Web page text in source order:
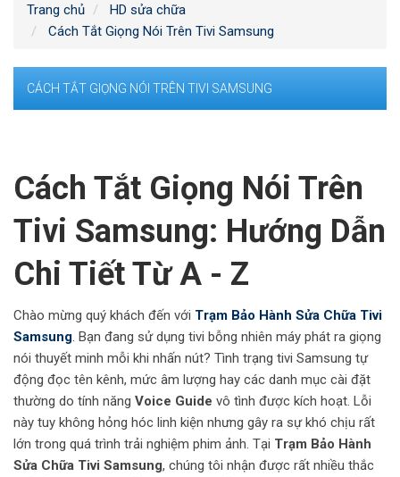
Trang chủ
HD sửa chữa
Cách Tắt Giọng Nói Trên Tivi Samsung
CÁCH TẮT GIỌNG NÓI TRÊN TIVI SAMSUNG
Cách Tắt Giọng Nói Trên
Tivi Samsung: Hướng Dẫn
Chi Tiết Từ A - Z
Chào mừng quý khách đến với Trạm Bảo Hành Sửa Chữa Tivi
Samsung . Bạn đang sử dụng tivi bỗng nhiên máy phát ra giọng
nói thuyết minh mỗi khi nhấn nút? Tình trạng tivi Samsung tự
động đọc tên kênh, mức âm lượng hay các danh mục cài đặt
thường do tính năng Voice Guide vô tình được kích hoạt. Lỗi
này tuy không hỏng hóc linh kiện nhưng gây ra sự khó chịu rất
lớn trong quá trình trải nghiệm phim ảnh. Tại Trạm Bảo Hành
Sửa Chữa Tivi Samsung, chúng tôi nhận được rất nhiều thắc